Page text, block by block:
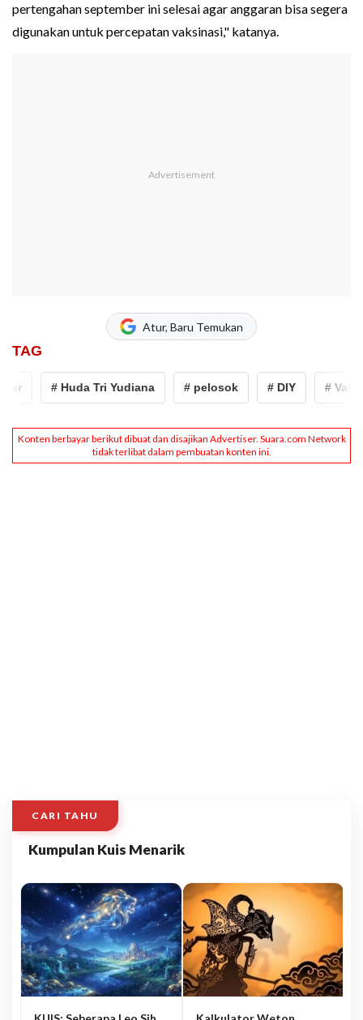
pertengahan september ini selesai agar anggaran bisa segera
digunakan untuk percepatan vaksinasi," katanya.
Atur, Baru Temukan
TAG
# Huda Tri Yudiana # pelosok # DIY #
CARI TAHU
Kumpulan Kuis Menarik